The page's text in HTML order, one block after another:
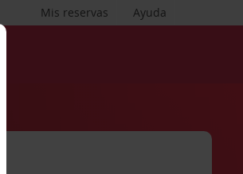
Ayuda
Mis reservas